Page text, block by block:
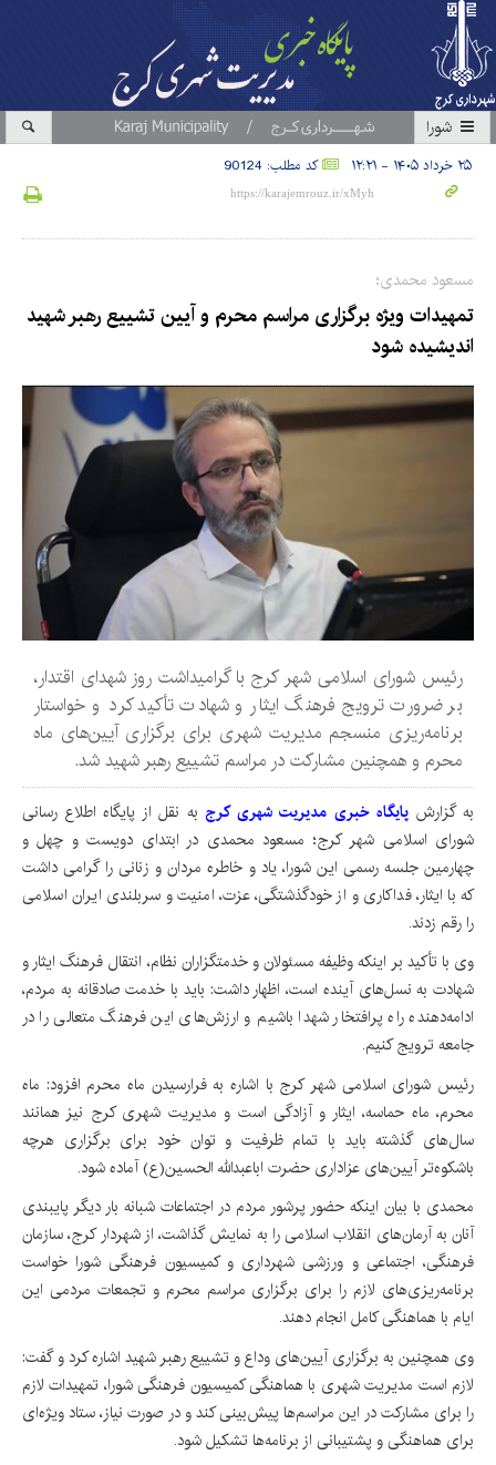
شورا
۲۵ خرداد ۱۴۰۵ - ۱۲:۲۱ کد مطلب: 90124
مسعود محمدی؛
تمهیدات ویژه برگزاری مراسم محرم و آیین تشییع رهبر شهید
اندیشیده شود
رئیس شورای اسلامی شهر کرج با گرامیداشت روز شهدای اقتدار،
بر ضرورت ترویج فرهنگ ایثار و شهادت تأکید کرد و خواستار
برنامه‌ریزی منسجم مدیریت شهری برای برگزاری آیین‌های ماه
محرم و همچنین مشارکت در مراسم تشییع رهبر شهید شد.
به گزارش پایگاه خبری مدیریت شهری کرج به نقل از پایگاه اطلاع رسانی
شورای اسلامی شهر کرج؛ مسعود محمدی در ابتدای دویست و چهل و
چهارمین جلسه رسمی این شورا، یاد و خاطره مردان و زنانی را گرامی داشت
که با ایثار، فداکاری و از خودگذشتگی، عزت، امنیت و سربلندی ایران اسلامی
را رقم زدند.
وی با تأکید بر اینکه وظیفه مسئولان و خدمتگزاران نظام، انتقال فرهنگ ایثار و
شهادت به نسل‌های آینده است، اظهار داشت: باید با خدمت صادقانه به مردم،
ادامه‌دهنده راه پرافتخار شهدا باشیم و ارزش‌های این فرهنگ متعالی را در
جامعه ترویج کنیم.
رئیس شورای اسلامی شهر کرج با اشاره به فرارسیدن ماه محرم افزود: ماه
محرم، ماه حماسه، ایثار و آزادگی است و مدیریت شهری کرج نیز همانند
سال‌های گذشته باید با تمام ظرفیت و توان خود برای برگزاری هرچه
باشکوه‌تر آیین‌های عزاداری حضرت اباعبدالله الحسین(ع) آماده شود.
محمدی با بیان اینکه حضور پرشور مردم در اجتماعات شبانه بار دیگر پایبندی
آنان به آرمان‌های انقلاب اسلامی را به نمایش گذاشت، از شهردار کرج، سازمان
فرهنگی، اجتماعی و ورزشی شهرداری و کمیسیون فرهنگی شورا خواست
برنامه‌ریزی‌های لازم را برای برگزاری مراسم محرم و تجمعات مردمی این
ایام با هماهنگی کامل انجام دهند.
وی همچنین به برگزاری آیین‌های وداع و تشییع رهبر شهید اشاره کرد و گفت:
لازم است مدیریت شهری با هماهنگی کمیسیون فرهنگی شورا، تمهیدات لازم
را برای مشارکت در این مراسم‌ها پیش‌بینی کند و در صورت نیاز، ستاد ویژه‌ای
برای هماهنگی و پشتیبانی از برنامه‌ها تشکیل شود.